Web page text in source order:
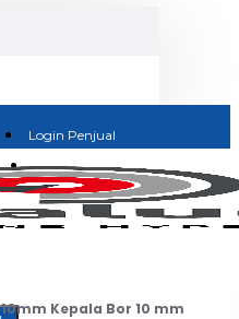
Login Penjual
Jadi Penjual
Kepala Bor 10 mm